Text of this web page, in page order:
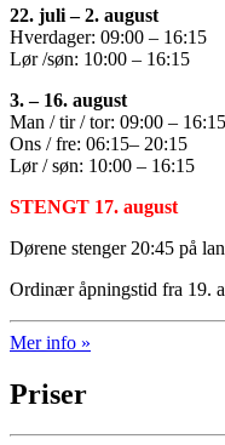
22. juli –2. august
Hverdager: 09:00 – 16:15
Lør /søn: 10:00 – 16:15
3. – 16. august
Man / tir / tor: 09:00 – 16:15
Ons / fre: 06:15– 20:15
Lør / søn: 10:00 – 16:15
STENGT 17. august
Dørene stenger 20:45 på
Ordinær åpningstid fra 19.
Mer info »
Priser